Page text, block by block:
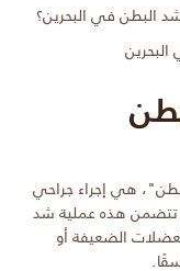
البطن في البحرين؟
هي إجراء جراحي
هذه عملية شد
الضعيفة أو